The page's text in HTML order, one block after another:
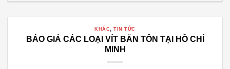
KHÁC ,TIN TỨC
BÁO GIÁ CÁC LOẠI VÍT BẮN TÔN TẠI HỒ CHÍ
MINH